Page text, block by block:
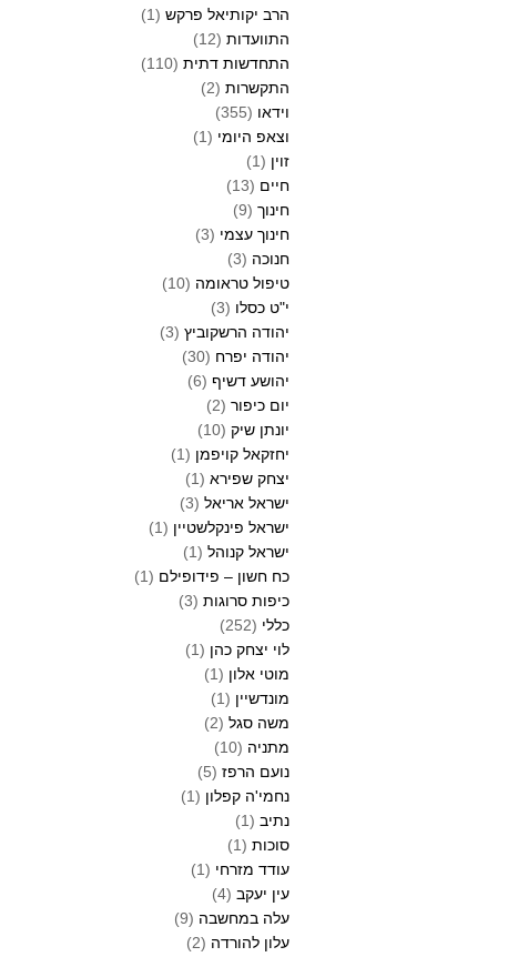
הרב יקותיאל פרקש (1)
התוועדות (12)
התחדשות דתית (110)
התקשרות (2)
וידאו (355)
וצאפ היומי (1)
זוין (1)
חיים (13)
חינוך (9)
חינוך עצמי (3)
חנוכה (3)
טיפול טראומה (10)
י"ט כסלו (3)
יהודה הרשקוביץ (3)
יהודה יפרח (30)
יהושע דשיף (6)
יום כיפור (2)
יונתן שיק (10)
יחזקאל קויפמן (1)
יצחק שפירא (1)
ישראל אריאל (3)
ישראל פינקלשטיין (1)
ישראל קנוהל (1)
כח חשון – פידופילם (1)
כיפות סרוגות (3)
כללי (252)
לוי יצחק כהן (1)
מוטי אלון (1)
מונדשיין (1)
משה סגל (2)
מתניה (10)
נועם הרפז (5)
נחמי'ה קפלון (1)
נתיב (1)
סוכות (1)
עודד מזרחי (1)
עין יעקב (4)
עלה במחשבה (9)
עלון להורדה (2)